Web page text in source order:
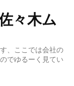
々木ム
、ここでは会社の
でゆるーく見てい